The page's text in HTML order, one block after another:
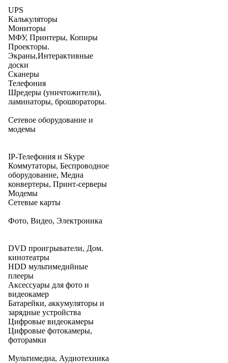
UPS
Калькуляторы
Мониторы
МФУ, Принтеры, Копиры
Проекторы.
Экраны,Интерактивные
доски
Сканеры
Телефония
Шредеры (уничтожители),
ламинаторы, брошюраторы.
Сетевое оборудование и
модемы
IP-Телефония и Skype
Коммутаторы, Беспроводное
оборудование, Медиа
конвертеры, Принт-серверы
Модемы
Сетевые карты
Фото, Видео, Электроника
DVD проигрыватели, Дом.
кинотеатры
HDD мультимедийные
плееры
Аксессуары для фото и
видеокамер
Батарейки, аккумуляторы и
зарядные устройства
Цифровые видеокамеры
Цифровые фотокамеры,
фоторамки
Мультимедиа, Аудиотехника